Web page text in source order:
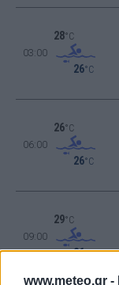
www.meteo.gr -
03:00
28°C
26°C
06:00
26°C
26°C
09:00
29°C
26°C